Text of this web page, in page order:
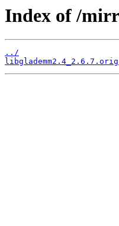
Index of /
../